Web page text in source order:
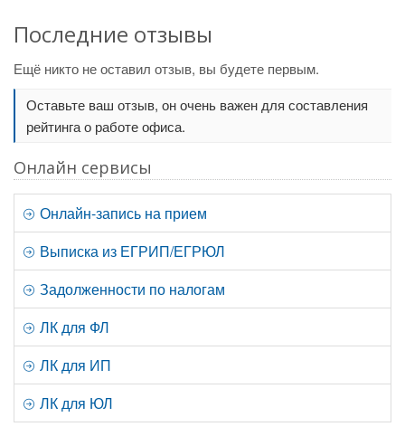
Последние отзывы
Ещё никто не оставил отзыв, вы будете первым.
Оставьте ваш отзыв, он очень важен для составления
рейтинга о работе офиса.
Онлайн сервисы
Онлайн-запись на прием
Выписка из ЕГРИП/ЕГРЮЛ
Задолженности по налогам
ЛК для ФЛ
ЛК для ИП
ЛК для ЮЛ